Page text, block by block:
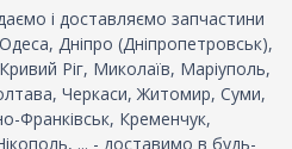
і доставляємо запчастини
Одеса, Дніпро (Дніпропетровськ),
Ріг, Миколаїв, Маріуполь,
Черкаси, Житомир, Суми,
Франківськ, Кременчук,
... - доставимо в будь-